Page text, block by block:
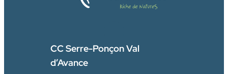
CC Serre-Ponçon Val
d’Avance